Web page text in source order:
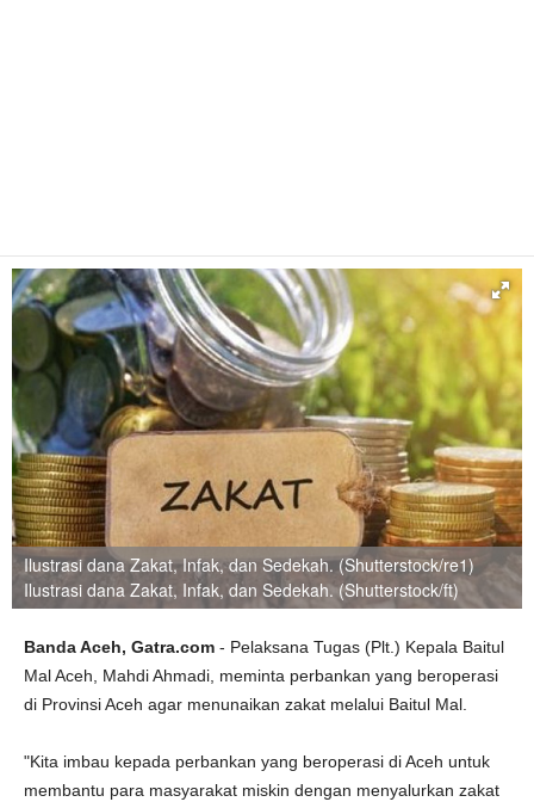
Ilustrasi dana Zakat, Infak, dan Sedekah. (Shutterstock/re1)
Ilustrasi dana Zakat, Infak, dan Sedekah. (Shutterstock/ft)
Banda Aceh, Gatra.com - Pelaksana Tugas (Plt.) Kepala Baitul
Mal Aceh, Mahdi Ahmadi, meminta perbankan yang beroperasi
di Provinsi Aceh agar menunaikan zakat melalui Baitul Mal.
"Kita imbau kepada perbankan yang beroperasi di Aceh untuk
membantu para masyarakat miskin dengan menyalurkan zakat